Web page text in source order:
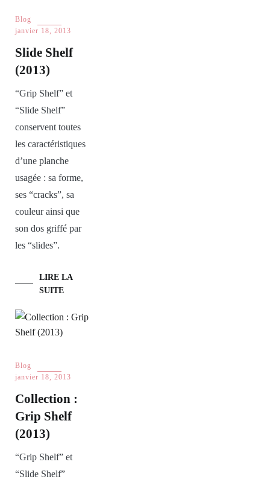
Blog
janvier 18, 2013
Slide Shelf
(2013)
“Grip Shelf” et
“Slide Shelf”
conservent toutes
les caractéristiques
d’une planche
usagée : sa forme,
ses “cracks”, sa
couleur ainsi que
son dos griffé par
les “slides”.
LIRE LA
SUITE
Blog
janvier 18, 2013
Collection :
Grip Shelf
(2013)
“Grip Shelf” et
“Slide Shelf”